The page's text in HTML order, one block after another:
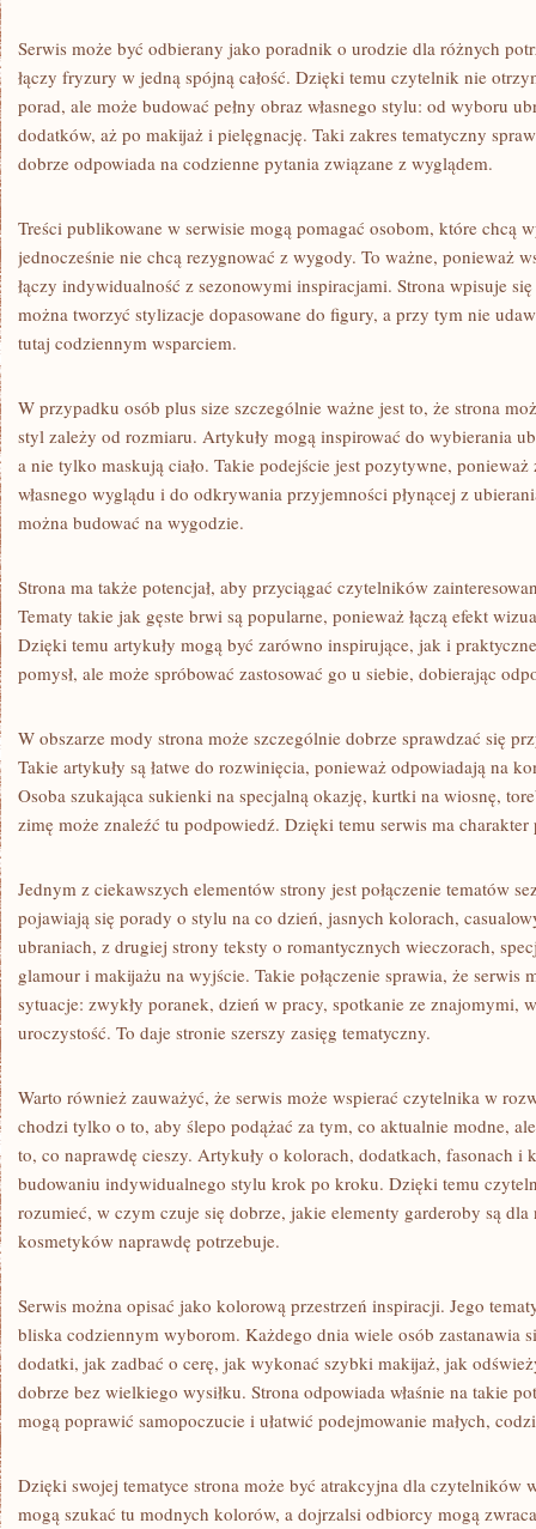
Serwis może być odbierany jako poradnik o urodzie dla różnych
łączy fryzury w jedną spójną całość. Dzięki temu czytelnik nie
porad, ale może budować pełny obraz własnego stylu: od wyboru
dodatków, aż po makijaż i pielęgnację. Taki zakres tematyczny
dobrze odpowiada na codzienne pytania związane z wyglądem.
Treści publikowane w serwisie mogą pomagać osobom, które chcą
jednocześnie nie chcą rezygnować z wygody. To ważne, ponieważ
łączy indywidualność z sezonowymi inspiracjami. Strona wpisuje
można tworzyć stylizacje dopasowane do figury, a przy tym nie
tutaj codziennym wsparciem.
W przypadku osób plus size szczególnie ważne jest to, że strona
styl zależy od rozmiaru. Artykuły mogą inspirować do wybierania
a nie tylko maskują ciało. Takie podejście jest pozytywne,
własnego wyglądu i do odkrywania przyjemności płynącej z
można budować na wygodzie.
Strona ma także potencjał, aby przyciągać czytelników
Tematy takie jak gęste brwi są popularne, ponieważ łączą efekt
Dzięki temu artykuły mogą być zarówno inspirujące, jak i
pomysł, ale może spróbować zastosować go u siebie, dobierając
W obszarze mody strona może szczególnie dobrze sprawdzać się
Takie artykuły są łatwe do rozwinięcia, ponieważ odpowiadają na
Osoba szukająca sukienki na specjalną okazję, kurtki na wiosnę,
zimę może znaleźć tu podpowiedź. Dzięki temu serwis ma
Jednym z ciekawszych elementów strony jest połączenie tematów
pojawiają się porady o stylu na co dzień, jasnych kolorach,
ubraniach, z drugiej strony teksty o romantycznych wieczorach,
glamour i makijażu na wyjście. Takie połączenie sprawia, że serwis
sytuacje: zwykły poranek, dzień w pracy, spotkanie ze znajomymi,
uroczystość. To daje stronie szerszy zasięg tematyczny.
Warto również zauważyć, że serwis może wspierać czytelnika w
chodzi tylko o to, aby ślepo podążać za tym, co aktualnie modne,
to, co naprawdę cieszy. Artykuły o kolorach, dodatkach, fasonach i
budowaniu indywidualnego stylu krok po kroku. Dzięki temu
rozumieć, w czym czuje się dobrze, jakie elementy garderoby są
kosmetyków naprawdę potrzebuje.
Serwis można opisać jako kolorową przestrzeń inspiracji. Jego
bliska codziennym wyborom. Każdego dnia wiele osób zastanawia
dodatki, jak zadbać o cerę, jak wykonać szybki makijaż, jak
dobrze bez wielkiego wysiłku. Strona odpowiada właśnie na takie
mogą poprawić samopoczucie i ułatwić podejmowanie małych,
Dzięki swojej tematyce strona może być atrakcyjna dla czytelników
mogą szukać tu modnych kolorów, a dojrzalsi odbiorcy mogą